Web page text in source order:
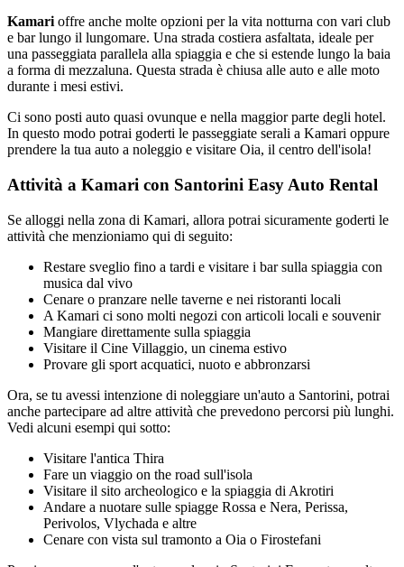
Kamari offre anche molte opzioni per la vita notturna con vari club
e bar lungo il lungomare. Una strada costiera asfaltata, ideale per
una passeggiata parallela alla spiaggia e che si estende lungo la baia
a forma di mezzaluna. Questa strada è chiusa alle auto e alle moto
durante i mesi estivi.
Ci sono posti auto quasi ovunque e nella maggior parte degli hotel.
In questo modo potrai goderti le passeggiate serali a Kamari oppure
prendere la tua auto a noleggio e visitare Oia, il centro dell'isola!
Attività a Kamari con Santorini Easy Auto Rental
Se alloggi nella zona di Kamari, allora potrai sicuramente goderti le
attività che menzioniamo qui di seguito:
Restare sveglio fino a tardi e visitare i bar sulla spiaggia con
musica dal vivo
Cenare o pranzare nelle taverne e nei ristoranti locali
A Kamari ci sono molti negozi con articoli locali e souvenir
Mangiare direttamente sulla spiaggia
Visitare il Cine Villaggio, un cinema estivo
Provare gli sport acquatici, nuoto e abbronzarsi
Ora, se tu avessi intenzione di noleggiare un'auto a Santorini, potrai
anche partecipare ad altre attività che prevedono percorsi più lunghi.
Vedi alcuni esempi qui sotto:
Visitare l'antica Thira
Fare un viaggio on the road sull'isola
Visitare il sito archeologico e la spiaggia di Akrotiri
Andare a nuotare sulle spiagge Rossa e Nera, Perissa,
Perivolos, Vlychada e altre
Cenare con vista sul tramonto a Oia o Firostefani